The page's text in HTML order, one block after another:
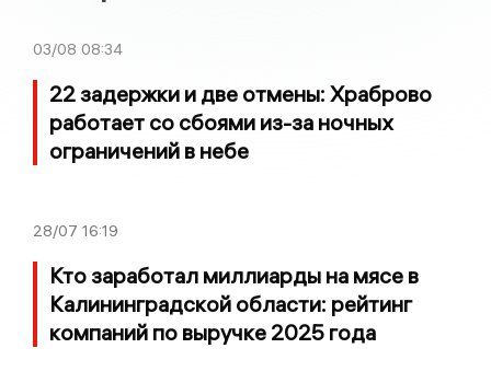
03/08 08:34
22 задержки и две отмены: Храброво
работает со сбоями из-за ночных
ограничений в небе
28/07 16:19
Кто заработал миллиарды на мясе в
Калининградской области: рейтинг
компаний по выручке 2025 года